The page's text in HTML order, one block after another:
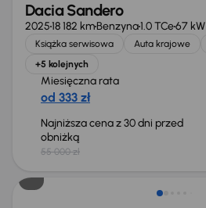
Dacia Sandero
202518 182 kmBenzyna1.0 TCe67 kW
Książka serwisowa Auta krajowe
+5 kolejnych
Miesięczna rata
od 333 zł
Najniższa cena z 30 dni przed
obniżką
55 000 zł
Taniej o 500 zł